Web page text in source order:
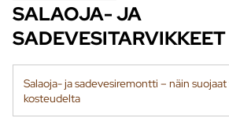
SALAOJA- JA
SADEVESITARVIKKEET
Salaoja- ja sadevesiremontti – näin
kosteudelta